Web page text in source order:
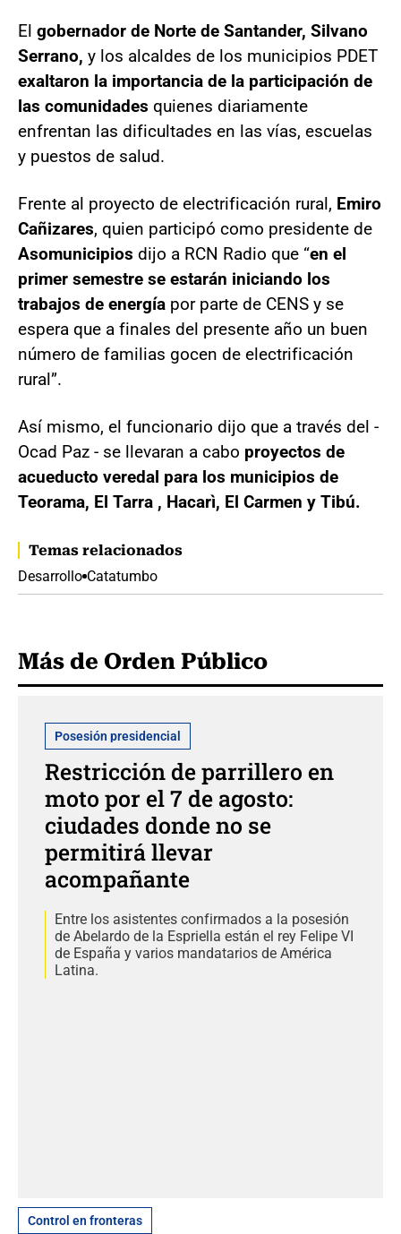
El gobernador de Norte de Santander, Silvano
Serrano, y los alcaldes de los municipios PDET
exaltaron la importancia de la participación de
las comunidades quienes diariamente
enfrentan las dificultades en las vías, escuelas
y puestos de salud.
Frente al proyecto de electrificación rural, Emiro
Cañizares, quien participó como presidente de
Asomunicipios dijo a RCN Radio que “en el
primer semestre se estarán iniciando los
trabajos de energía por parte de CENS y se
espera que a finales del presente año un buen
número de familias gocen de electrificación
rural”.
Así mismo, el funcionario dijo que a través del -
Ocad Paz - se llevaran a cabo proyectos de
acueducto veredal para los municipios de
Teorama, El Tarra , Hacarì, El Carmen y Tibú.
Temas relacionados
Desarrollo Catatumbo
Más de Orden Público
Posesión presidencial
Restricción de parrillero en
moto por el 7 de agosto:
ciudades donde no se
permitirá llevar
acompañante
Entre los asistentes confirmados a la posesión
de Abelardo de la Espriella están el rey Felipe VI
de España y varios mandatarios de América
Latina.
Control en fronteras